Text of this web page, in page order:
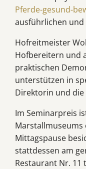
Pferde-gesund-
ausführlichen
Hofreitmeister
Hofbereitern und
praktischen
unterstützen in
Direktorin und
Im Seminarpreis
Marstallmuseums
Mittagspause
stattdessen am
Restaurant Nr. 11